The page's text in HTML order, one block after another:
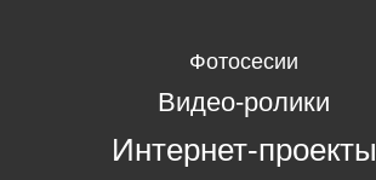
Фотосесии
Видео-ролики
Интернет-проекты